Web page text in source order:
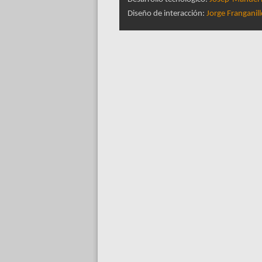
Diseño de interacción: Jorge